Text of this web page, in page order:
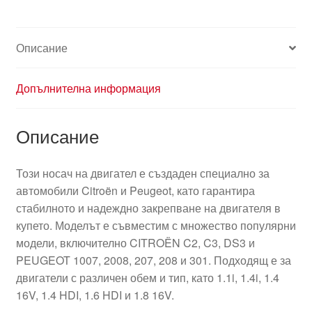
Описание
Допълнителна информация
Описание
Този носач на двигател е създаден специално за
автомобили Citroën и Peugeot, като гарантира
стабилното и надеждно закрепване на двигателя в
купето. Моделът е съвместим с множество популярни
модели, включително CITROËN C2, C3, DS3 и
PEUGEOT 1007, 2008, 207, 208 и 301. Подходящ е за
двигатели с различен обем и тип, като 1.1i, 1.4i, 1.4
16V, 1.4 HDI, 1.6 HDI и 1.8 16V.